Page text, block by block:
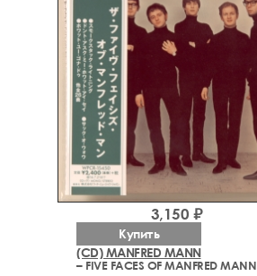
(CD) MANFRED MANN
– FIVE FACES OF MANFRED MANN
3,150 ₽
Купить